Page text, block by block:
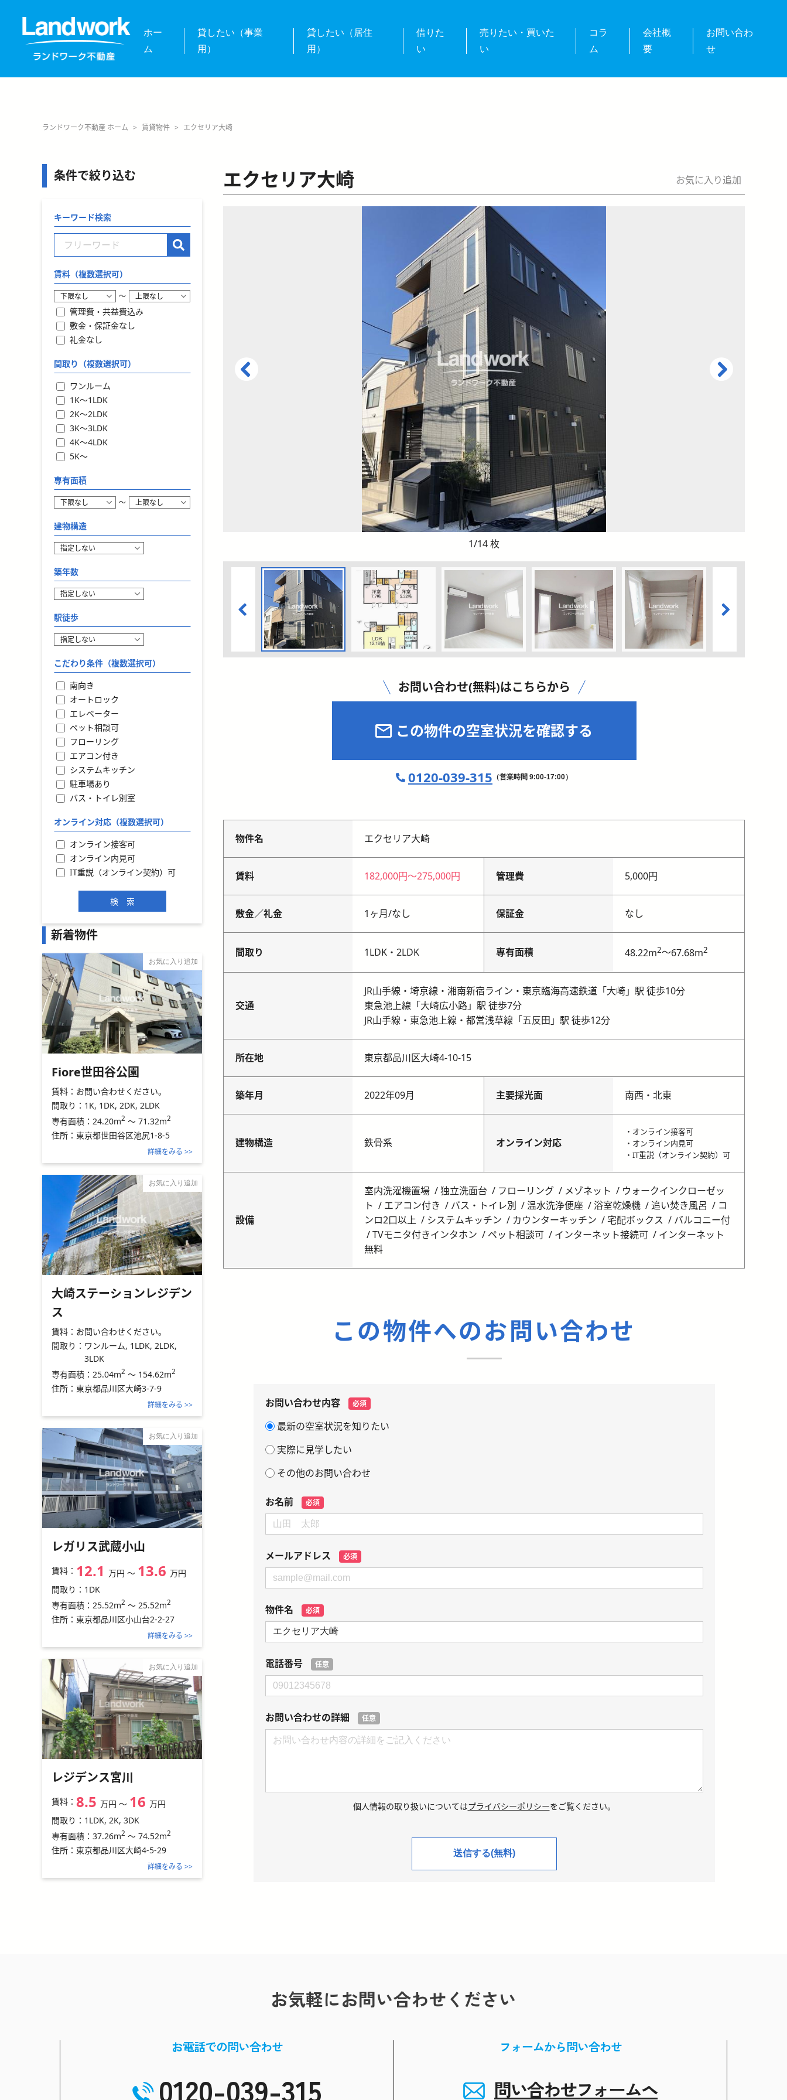
ホー
ム
貸したい（事業
用）
貸したい（居住
用）
借りた
い
売りたい・買いた
い
コラ
ム
会社概
要
お問い合わ
せ
ランドワーク不動産 ホーム > 賃貸物件 > エクセリア大崎
お気に入り追加
エクセリア大崎
1/14枚
お問い合わせ(無料)はこちらから
この物件の空室状況を確認する
0120-039-315 （営業時間 9:00-17:00）
物件名 エクセリア大崎
賃料 182,000円〜275,000円 管理費 5,000円
敷金／礼金 1ヶ月/なし 保証金 なし
間取り 1LDK・2LDK 専有面積 48.22m2～67.68m2
交通
JR山手線・埼京線・湘南新宿ライン・東京臨海高速鉄道「大崎」駅 徒歩10分
東急池上線「大崎広小路」駅 徒歩7分
JR山手線・東急池上線・都営浅草線「五反田」駅 徒歩12分
所在地 東京都品川区大崎4-10-15
築年月 2022年09月 主要採光面 南西・北東
建物構造 鉄骨系 オンライン対応
・オンライン接客可
・オンライン内見可
・IT重説（オンライン契約）可
設備
室内洗濯機置場 独立洗面台 フローリング メゾネット
ウォークインクローゼッ
ト
エアコン付き バス・トイレ別 温水洗浄便座 浴室乾燥機 追い焚き風呂
コ
ンロ2口以上
システムキッチン カウンターキッチン 宅配ボックス
バルコニー付
TVモニタ付きインタホン
ペット相談可 インターネット接続可
インターネット
無料
この物件へのお問い合わせ
お問い合わせ内容 必須
最新の空室状況を知りたい
実際に見学したい
その他のお問い合わせ
お名前 必須
メールアドレス 必須
物件名 必須
電話番号 任意
お問い合わせの詳細 任意
個人情報の取り扱いについてはプライバシーポリシーをご覧ください。
条件で絞り込む
キーワード検索
賃料（複数選択可）
〜
管理費・共益費込み
敷金・保証金なし
礼金なし
間取り（複数選択可）
ワンルーム
1K〜1LDK
2K〜2LDK
3K〜3LDK
4K〜4LDK
5K〜
専有面積
〜
建物構造
築年数
駅徒歩
こだわり条件（複数選択可）
南向き
オートロック
エレベーター
ペット相談可
フローリング
エアコン付き
システムキッチン
駐車場あり
バス・トイレ別室
オンライン対応（複数選択可）
オンライン接客可
オンライン内見可
IT重説（オンライン契約）可
新着物件
お気に入り追加
Fiore世田谷公園
賃料： お問い合わせください。
間取り： 1K, 1DK, 2DK, 2LDK
専有面積： 24.20m2 ～ 71.32m2
住所： 東京都世田谷区池尻1-8-5
詳細をみる >>
お気に入り追加
大崎ステーションレジデン
ス
賃料： お問い合わせください。
間取り： ワンルーム, 1LDK, 2LDK,
3LDK
専有面積： 25.04m2 ～ 154.62m2
住所： 東京都品川区大崎3-7-9
詳細をみる >>
お気に入り追加
レガリス武蔵小山
賃料： 12.1 万円 〜 13.6 万円
間取り： 1DK
専有面積： 25.52m2 ～ 25.52m2
住所： 東京都品川区小山台2-2-27
詳細をみる >>
お気に入り追加
レジデンス宮川
賃料： 8.5 万円 〜 16 万円
間取り： 1LDK, 2K, 3DK
専有面積： 37.26m2 ～ 74.52m2
住所： 東京都品川区大崎4-5-29
詳細をみる >>
お気軽にお問い合わせください
お電話での問い合わせ
0120-039-315
フォームから問い合わせ
問い合わせフォームヘ